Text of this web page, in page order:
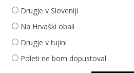
Drugje v Sloveniji
Na Hrvaški obali
Drugje v tujini
Poleti ne bom dopustoval